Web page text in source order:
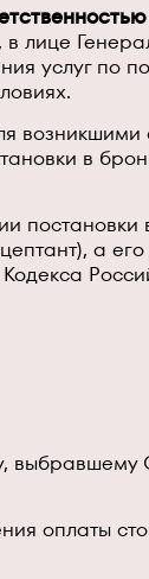
лице
услуг по
в
постановки
а его
Кодекса
выбравшему
оплаты